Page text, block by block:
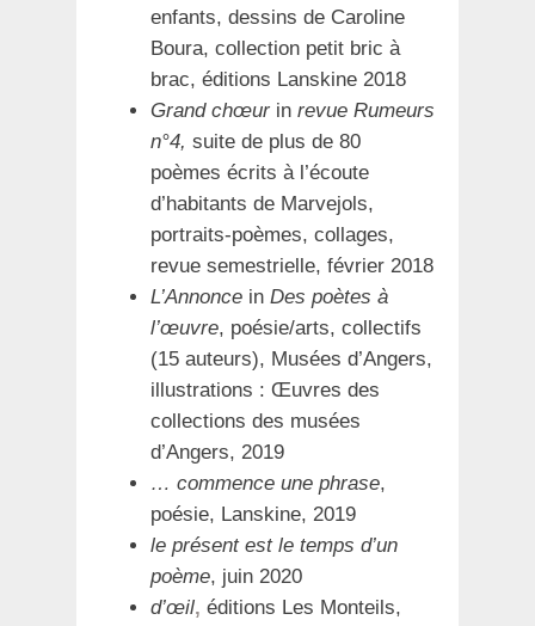
enfants, dessins de Caroline
Boura, collection petit bric à
brac, éditions Lanskine 2018
Grand chœur in revue Rumeurs
n°4, suite de plus de 80
poèmes écrits à l’écoute
d’habitants de Marvejols,
portraits-poèmes, collages,
revue semestrielle, février 2018
L’Annonce in Des poètes à
l’œuvre, poésie/arts, collectifs
(15 auteurs), Musées d’Angers,
illustrations : Œuvres des
collections des musées
d’Angers, 2019
… commence une phrase,
poésie, Lanskine, 2019
le présent est le temps d’un
poème, juin 2020
d’œil, éditions Les Monteils,